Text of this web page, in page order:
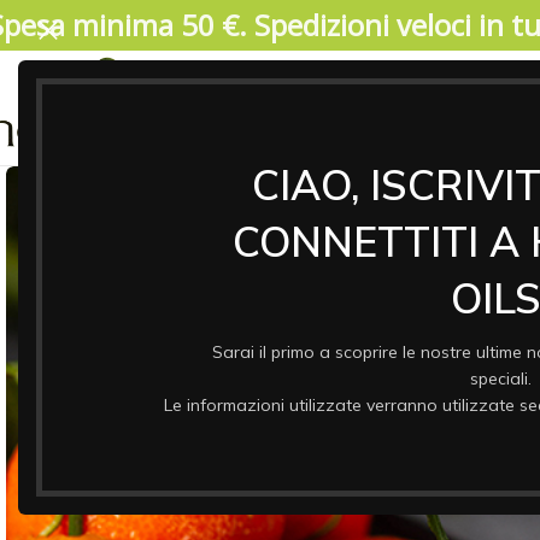
CIAO,
CONNETTITI A
Sarai il primo a scoprire le nostre ultime
speciali.
Le informazioni utilizzate verranno utilizzate
04/08/2026. IMPORTANTE, SI PREGA DI
17 agosto. Durante il periodo di chiusura il
riprenderanno a partire da lunedi 17/08.
minima 50 €. Spedizioni veloci in